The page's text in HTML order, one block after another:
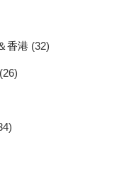
香港 (32)
(26)